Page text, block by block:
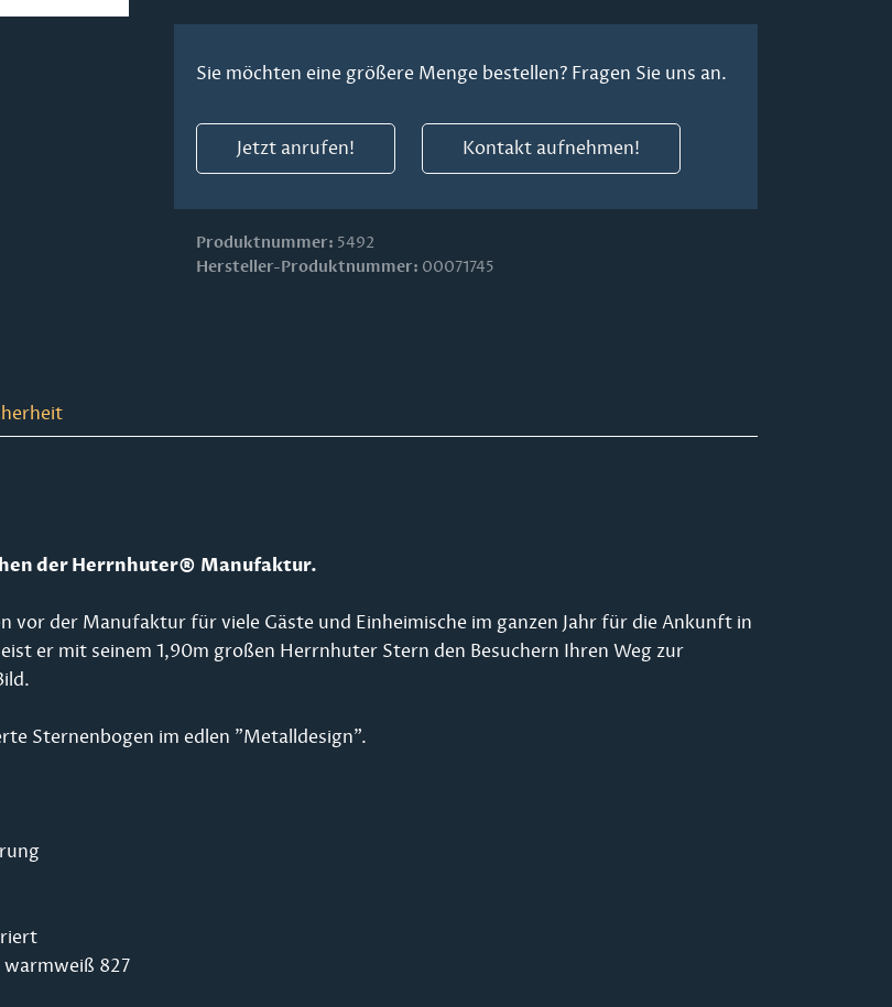
Sie möchten eine größere Menge bestellen? Fragen Sie uns an.
Jetzt anrufen! Kontakt aufnehmen!
Produktnummer: 5492
Hersteller-Produktnummer: 00071745
der Herrnhuter® Manufaktur.
der Manufaktur für viele Gäste und Einheimische im ganzen Jahr für die Ankunft in
er mit seinem 1,90m großen Herrnhuter Stern den Besuchern Ihren Weg zur
Sternenbogen im edlen "Metalldesign".
warmweiß 827